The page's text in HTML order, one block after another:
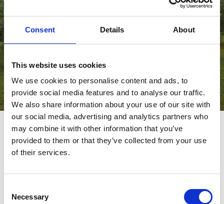
Consent Details About
This website uses cookies
We use cookies to personalise content and ads, to
provide social media features and to analyse our traffic.
We also share information about your use of our site with
our social media, advertising and analytics partners who
may combine it with other information that you’ve
provided to them or that they’ve collected from your use
of their services.
Selection
Necessary
Compact. Easy-going. Smart.
The Ford van the market needed.